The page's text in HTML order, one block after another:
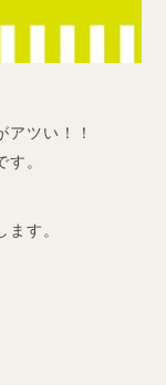
ツい！！
。
す。